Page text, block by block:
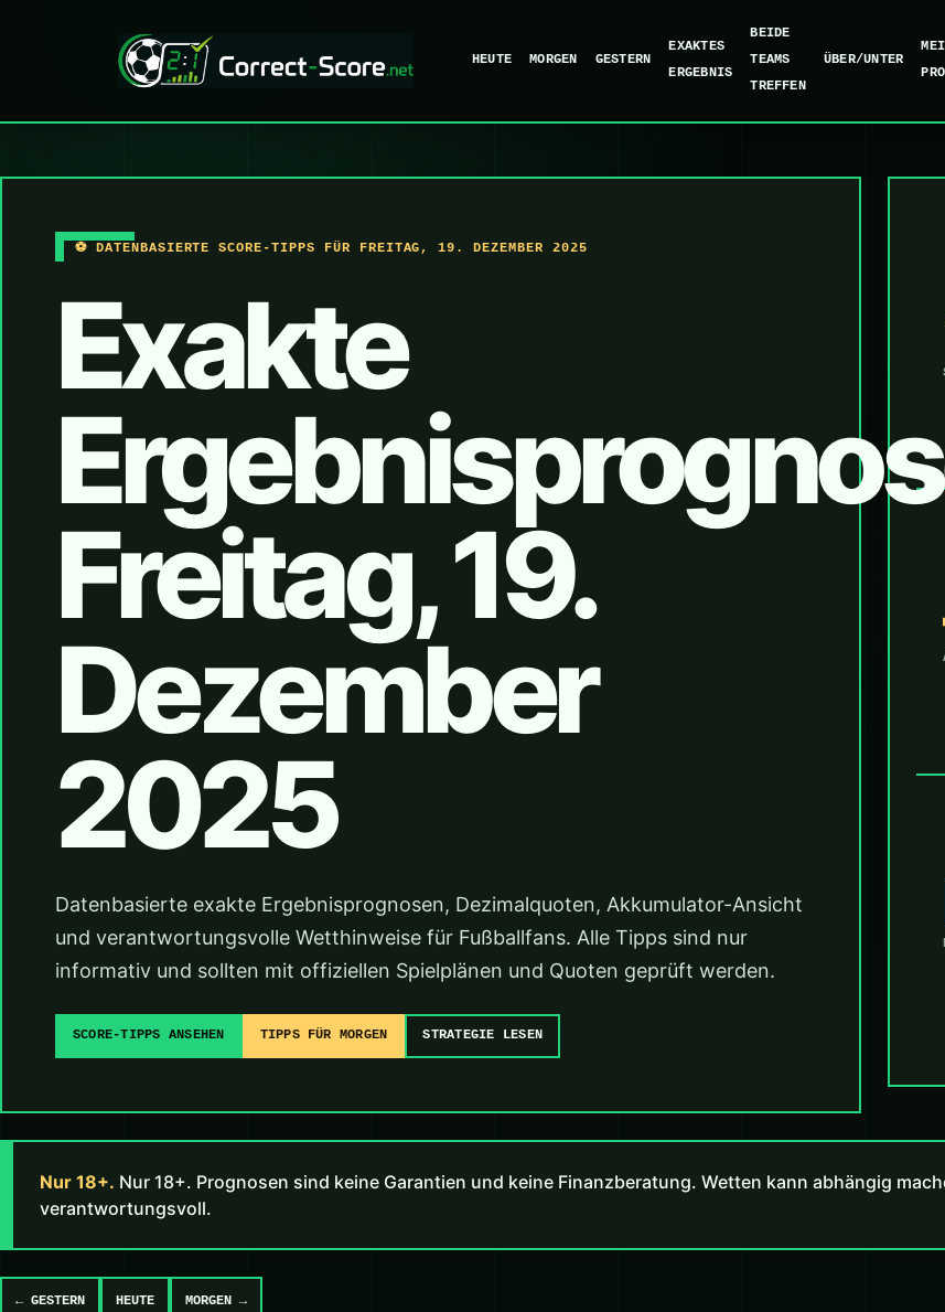
HEUTE MORGEN GESTERN
EXAKTES
ERGEBNIS
BEIDE
TEAMS
TREFFEN
ÜBER/UNTER
⚽ DATENBASIERTE SCORE-TIPPS FÜR FREITAG, 19. DEZEMBER 2025
Exakte
Freitag, 19.
Dezember
2025
Datenbasierte exakte Ergebnisprognosen, Dezimalquoten, Akkumulator-Ansicht
und verantwortungsvolle Wetthinweise für Fußballfans. Alle Tipps sind nur
informativ und sollten mit offiziellen Spielplänen und Quoten geprüft werden.
SCORE-TIPPS ANSEHEN TIPPS FÜR MORGEN STRATEGIE LESEN
Nur 18+. Nur 18+. Prognosen sind keine Garantien und keine Finanzberatung. Wetten kann abhängig
verantwortungsvoll.
← GESTERN HEUTE MORGEN →